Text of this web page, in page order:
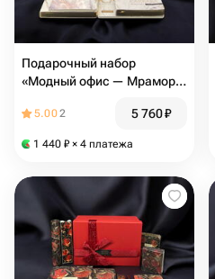
Подарочный набор
«Модный офис — Мрамор»:
вашего руководителя.
5.002 5 760₽
1 440 ₽ × 4 платежа